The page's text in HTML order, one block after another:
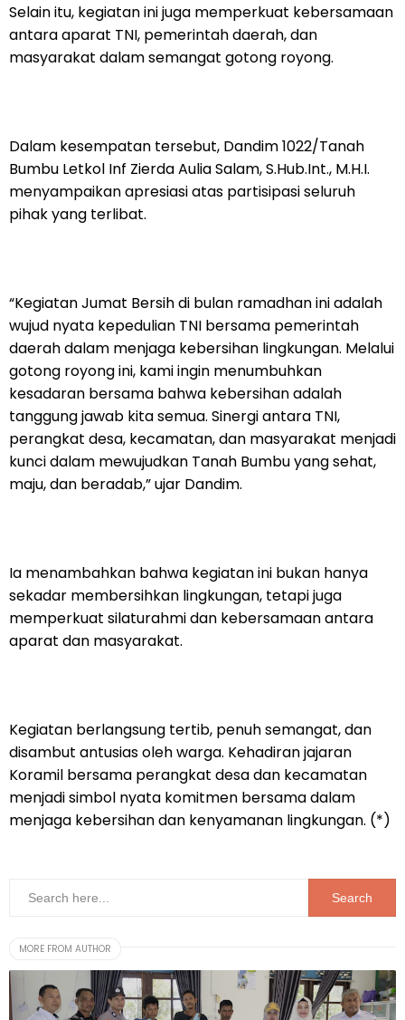
Selain itu, kegiatan ini juga memperkuat kebersamaan
antara aparat TNI, pemerintah daerah, dan
masyarakat dalam semangat gotong royong.
Dalam kesempatan tersebut, Dandim 1022/Tanah
Bumbu Letkol Inf Zierda Aulia Salam, S.Hub.Int., M.H.I.
menyampaikan apresiasi atas partisipasi seluruh
pihak yang terlibat.
“Kegiatan Jumat Bersih di bulan ramadhan ini adalah
wujud nyata kepedulian TNI bersama pemerintah
daerah dalam menjaga kebersihan lingkungan. Melalui
gotong royong ini, kami ingin menumbuhkan
kesadaran bersama bahwa kebersihan adalah
tanggung jawab kita semua. Sinergi antara TNI,
perangkat desa, kecamatan, dan masyarakat menjadi
kunci dalam mewujudkan Tanah Bumbu yang sehat,
maju, dan beradab,” ujar Dandim.
Ia menambahkan bahwa kegiatan ini bukan hanya
sekadar membersihkan lingkungan, tetapi juga
memperkuat silaturahmi dan kebersamaan antara
aparat dan masyarakat.
Kegiatan berlangsung tertib, penuh semangat, dan
disambut antusias oleh warga. Kehadiran jajaran
Koramil bersama perangkat desa dan kecamatan
menjadi simbol nyata komitmen bersama dalam
menjaga kebersihan dan kenyamanan lingkungan. (*)
MORE FROM AUTHOR